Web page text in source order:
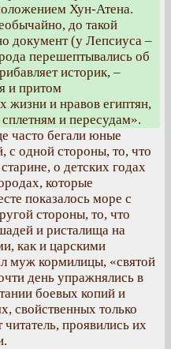
Хун-Атена.
до такой
документ (у Лепсиуса –
перешептывались об
историк, –
и притом
жизни и нравов египтян,
и пересудам».
часто бегали юные
с одной стороны, то, что
о детских годах
которые
показалось море с
стороны, то, что
и ристалища на
как и царскими
муж кормилицы, «святой
день упражнялись в
боевых копий и
свойственных только
проявились их